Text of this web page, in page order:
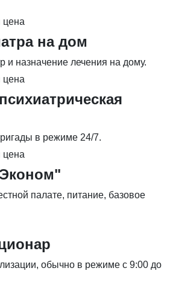
цена
на дом
и назначение лечения на дому.
цена
в режиме 24/7.
цена
палате, питание, базовое
обычно в режиме с 9:00 до